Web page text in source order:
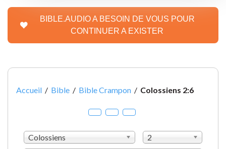
BIBLE.AUDIO A BESOIN DE VOUS POUR
CONTINUER A EXISTER
Accueil / Bible / Bible Crampon / Colossiens 2:6
Colossiens
2